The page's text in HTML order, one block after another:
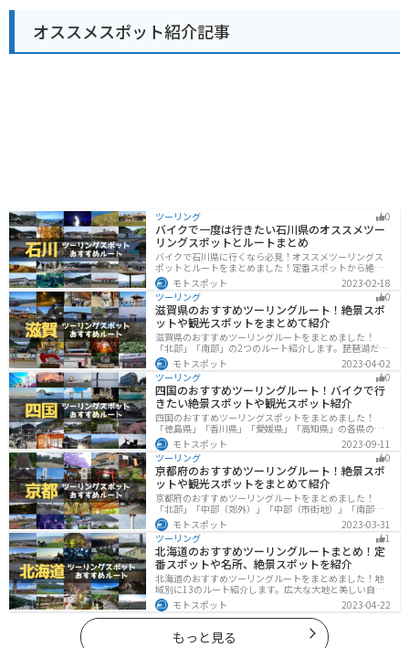
所としても利用しやすい施設です。
オススメスポット紹介記事
ツーリング 0
バイクで一度は行きたい石川県のオススメツー
リングスポットとルートまとめ
バイクで石川県に行くなら必見！オススメツーリングス
ポットとルートをまとめました！定番スポットから絶景
スポット、温泉、海、グルメなど様々なジャンルで楽し
めます。バイクで石川ツーリングに行こうと思っている
人は、参考にしてください。
モトスポット
2023-02-18
ツーリング
0
滋賀県のおすすめツーリングルート！絶景スポ
ットや観光スポットをまとめて紹介
滋賀県のおすすめツーリングルートをまとめました！
「北部」「南部」の2つのルート紹介します。琵琶湖だけ
でなく、比叡山ドライブウェイなどの山を楽しめるスポ
ットも多数あります。バイクで滋賀県にツーリングに行
く際は参考にしてください。
モトスポット
2023-04-02
ツーリング
0
四国のおすすめツーリングルート！バイクで行
きたい絶景スポットや観光スポット紹介
四国のおすすめツーリングスポットをまとめました！
「徳島県」「香川県」「愛媛県」「高知県」の各県の観
光地紹介します。自然豊かな山々や湖、温泉地が点在
し、四季折々の景色を楽しめるスポットが多数ありま
す。バイクで四国にツーリングに行く際は参考にしてく
ださい。
モトスポット
2023-09-11
ツーリング
0
京都府のおすすめツーリングルート！絶景スポ
ットや観光スポットをまとめて紹介
京都府のおすすめツーリングルートをまとめました！
「北部」「中部（郊外）」「中部（市街地）」「南部」
の4つのルート紹介します。古い町並みや神社仏閣、自然
に囲まれた風光明媚なスポットが数多く存在し、様々な
楽しみ方ができます。バイクで京都府にツーリングに行
く際は参考にしてください。
モトスポット
2023-03-31
ツーリング
1
北海道のおすすめツーリングルートまとめ！定
番スポットや名所、絶景スポットを紹介
北海道のおすすめツーリングルートをまとめました！地
域別に13のルート紹介します。広大な大地と美しい自然
が広がり、四季折々の魅力を楽しめる観光スポットが数
多くあります。バイクで北海道にツーリングに行く際は
参考にしてください。
モトスポット 2023-04-22
もっと見る